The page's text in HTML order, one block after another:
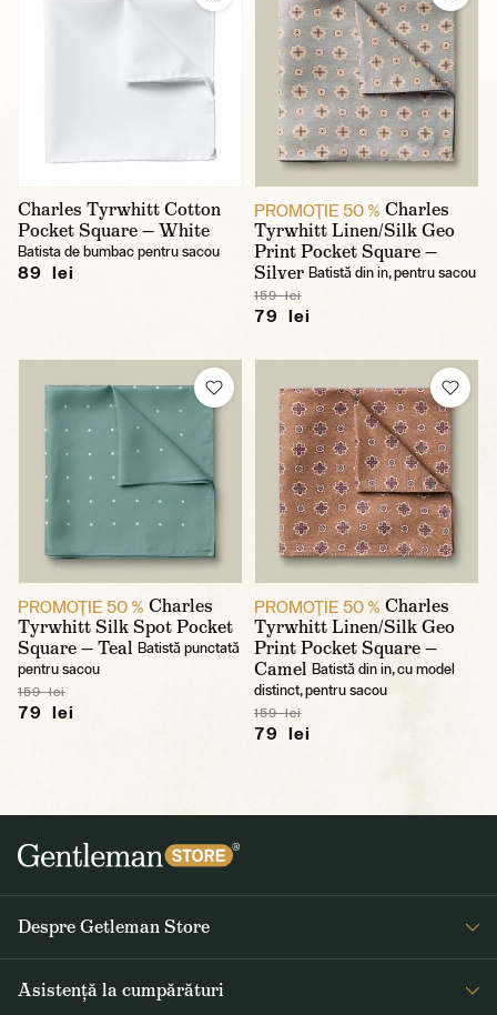
Charles Tyrwhitt Cotton
Pocket Square — White
Batista de bumbac pentru sacou
89 lei
PROMOŢIE 50 % Charles
Tyrwhitt Linen/Silk Geo
Print Pocket Square —
Silver Batistă din in, pentru sacou
159 lei
79 lei
PROMOŢIE 50 % Charles
Tyrwhitt Silk Spot Pocket
Square — Teal Batistă punctată
pentru sacou
159 lei
79 lei
PROMOŢIE 50 % Charles
Tyrwhitt Linen/Silk Geo
Print Pocket Square —
Camel Batistă din in, cu model
distinct, pentru sacou
159 lei
79 lei
Despre Getleman Store
Asistență la cumpărături